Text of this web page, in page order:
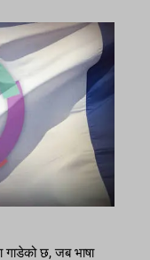
गाडेको छ, जब भाषा